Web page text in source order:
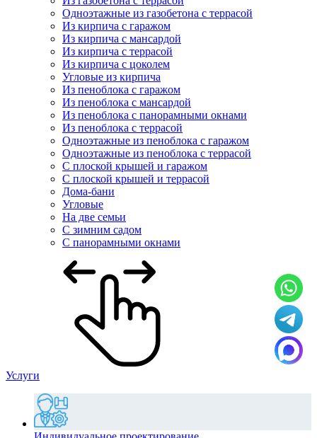
Одноэтажные из газобетона с террасой
Из кирпича с гаражом
Из кирпича с мансардой
Из кирпича с террасой
Из кирпича с цоколем
Угловые из кирпича
Из пеноблока с гаражом
Из пеноблока с мансардой
Из пеноблока с панорамными окнами
Из пеноблока с террасой
Одноэтажные из пеноблока с гаражом
Одноэтажные из пеноблока с террасой
С плоской крышей и гаражом
С плоской крышей и террасой
Дома-бани
Угловые
На две семьи
С зимним садом
С панорамными окнами
Услуги